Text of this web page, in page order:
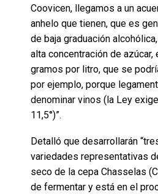
Coovicen, llegamos a un
anhelo que tienen, que es
de baja graduación
alta concentración de azúcar,
gramos por litro, que se
por ejemplo, porque
denominar vinos (la Ley
11,5°)”.
Detalló que desarrollarán
variedades representativas
seco de la cepa Chasselas
de fermentar y está en el